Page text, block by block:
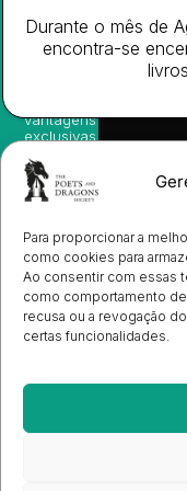
Para proporcionar a
como cookies para
Ao consentir com essas
como comportamento
recusa ou a revogação
certas funcionalidades.
sugestões
de
leitura,
vantagens
exclusivas
avisos
diretamente
no seu
Subscrever
Durante o mês de
encontra-se